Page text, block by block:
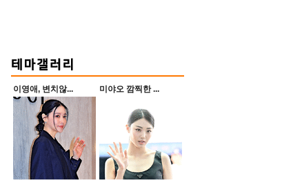
이영애, 변치않... 미야오 깜찍한 ...